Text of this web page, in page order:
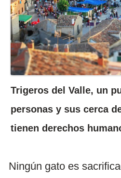
Trigeros del Valle, un
personas y sus cerca
tienen derechos
Ningún gato es